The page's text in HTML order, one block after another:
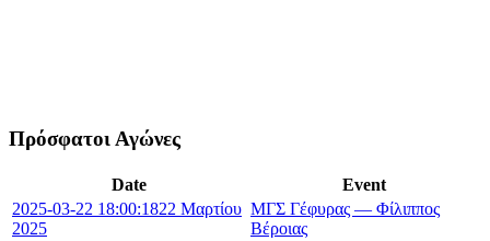
Πρόσφατοι Αγώνες
Date
Event
2025-03-22 18:00:1822 Μαρτίου
2025
ΜΓΣ Γέφυρας — Φίλιππος
Βέροιας